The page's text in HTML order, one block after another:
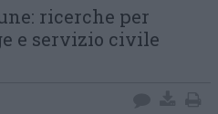
ricerche per
e servizio civile